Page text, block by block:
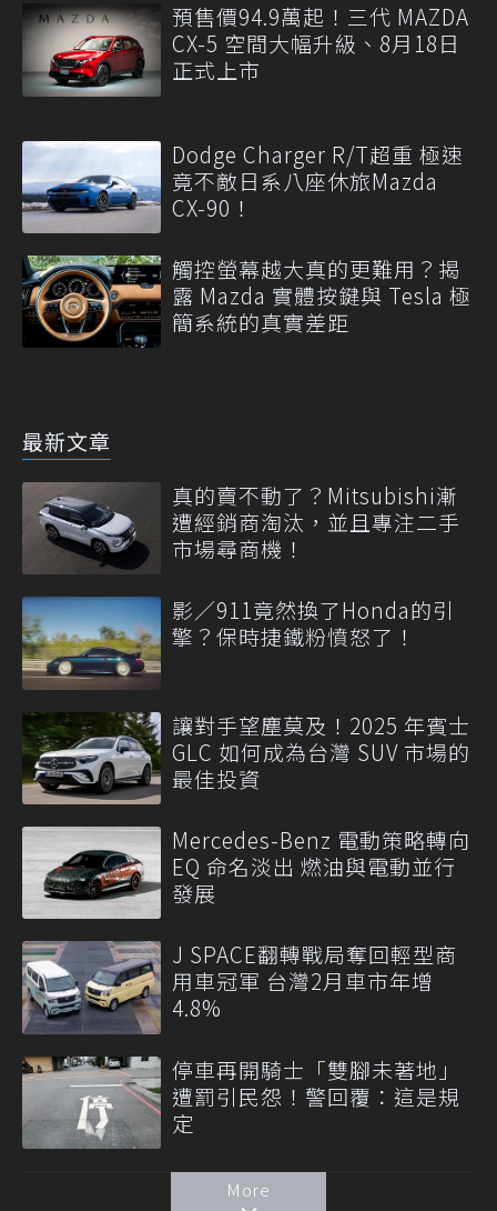
預售價94.9萬起！三代 MAZDA
CX-5 空間大幅升級、8月18日
正式上市
Dodge Charger R/T超重 極速
竟不敵日系八座休旅Mazda
CX-90！
觸控螢幕越大真的更難用？揭
露 Mazda 實體按鍵與 Tesla 極
簡系統的真實差距
最新文章
真的賣不動了？Mitsubishi漸
遭經銷商淘汰，並且專注二手
市場尋商機！
影／911竟然換了Honda的引
擎？保時捷鐵粉憤怒了！
讓對手望塵莫及！2025 年賓士
GLC 如何成為台灣 SUV 市場的
最佳投資
Mercedes-Benz 電動策略轉向
EQ 命名淡出 燃油與電動並行
發展
J SPACE翻轉戰局奪回輕型商
用車冠軍 台灣2月車市年增
4.8%
停車再開騎士「雙腳未著地」
遭罰引民怨！警回覆：這是規
定
More